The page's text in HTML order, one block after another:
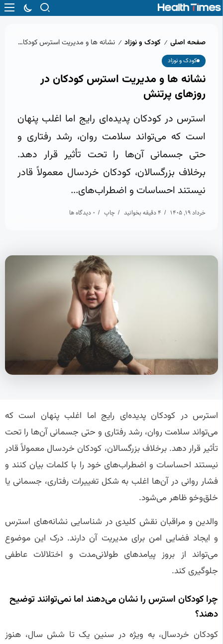
صفحه اصلی / کودک و نوزاد / نشانه‌ ها و مدیریت استرس کودکان در روزهای پرتنش
کودک و نوزاد
نشانه‌ ها و مدیریت استرس کودکان در
روزهای پرتنش
استرس در کودکان پدیده‌ای رایج اما اغلب پنهان
است که می‌تواند سلامت روان، رشد رفتاری و
حتی جسمانی آن‌ها را تحت تأثیر قرار دهد.
برخلاف بزرگسالان، کودکان خردسال معمولاً قادر
نیستند احساسات و اضطراب‌های...
خرداد 19, 1405 4 دقیقه بخوانید چاپ 0 دیدگاه ها
استرس در کودکان پدیده‌ای رایج اما اغلب پنهان است که
می‌تواند سلامت روان، رشد رفتاری و حتی جسمانی آن‌ها را تحت
تأثیر قرار دهد. برخلاف بزرگسالان، کودکان خردسال معمولاً قادر
نیستند احساسات و اضطراب‌های خود را با کلمات بیان کنند و
فشار روانی در آن‌ها اغلب به شکل تغییرات رفتاری، جسمانی یا
خلق‌وخو ظاهر می‌شود.
والدین و مراقبان نقش کلیدی در شناسایی نشانه‌های استرس
و ایجاد فضایی امن برای مدیریت آن دارند. درک این موضوع
می‌تواند از بروز پیامدهای طولانی‌مدت و اختلالات عاطفی
جلوگیری کند.
چرا کودکان استرس را نشان می‌دهند اما نمی‌توانند توضیح
دهند؟
کودکان خردسال، به ویژه در سنین یک تا شش سال، هنوز